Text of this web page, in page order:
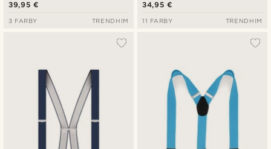
39,95 €
3 FARBY TRENDHIM
34,95 €
11 FARBY TRENDHIM